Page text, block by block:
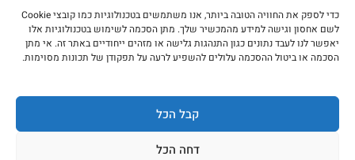
כדי לספק את החוויה הטובה ביותר, אנו משתמשים בטכנולוגיות כמו קובצי Cookie
לשם אחסון וגישה למידע מהמכשיר שלך. מתן הסכמה לשימוש בטכנולוגיות אלו
יאפשר לנו לעבד נתונים כגון התנהגות גלישה או מזהים ייחודיים באתר זה. אי מתן
הסכמה או ביטול ההסכמה עלולים להשפיע לרעה על תפקודן של תכונות מסוימות.
קבל הכל
דחה הכל
אווז
בשר בקר משובח
בשר בקר עגלה משובח
בשר למעשנת
הודו
חלקים אחוריים
מיוחדי מסורת1
נתחי פנים
עוף